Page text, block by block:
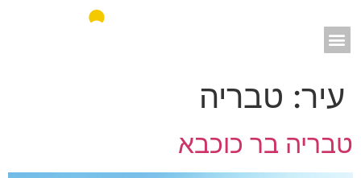
עיר: טבריה
טבריה בר כוכבא